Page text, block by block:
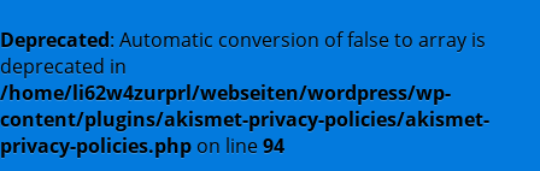
Deprecated: Automatic conversion of false to array is
deprecated in
/home/li62w4zurprl/webseiten/wordpress/wp-
content/plugins/akismet-privacy-policies/akismet-
privacy-policies.php on line94